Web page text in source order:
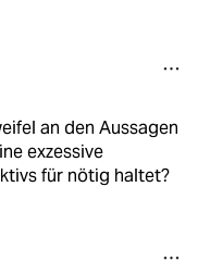
an den Aussagen
exzessive
für nötig haltet?